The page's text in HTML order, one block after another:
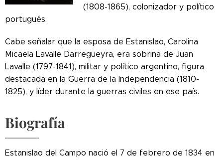
(1808-1865), colonizador y político
portugués.
Cabe señalar que la esposa de Estanislao, Carolina
Micaela Lavalle Darregueyra, era sobrina de Juan
Lavalle (1797-1841), militar y político argentino, figura
destacada en la Guerra de la Independencia (1810-
1825), y líder durante la guerras civiles en ese país.
Biografía
Estanislao del Campo nació el 7 de febrero de 1834 en